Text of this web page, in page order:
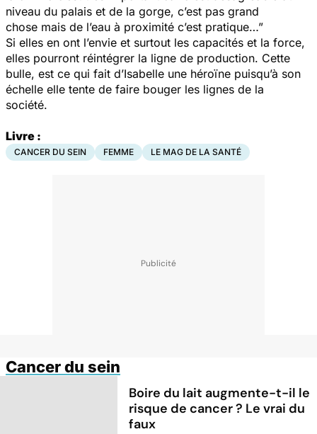
niveau du palais et de la gorge, c’est pas grand
chose mais de l’eau à proximité c’est pratique…”
Si elles en ont l’envie et surtout les capacités et la force,
elles pourront réintégrer la ligne de production. Cette
bulle, est ce qui fait d’Isabelle une héroïne puisqu’à son
échelle elle tente de faire bouger les lignes de la
société.
Livre :
CANCER DU SEIN FEMME LE MAG DE LA SANTÉ
Cancer du sein
Boire du lait augmente-t-il le
risque de cancer ? Le vrai du
faux